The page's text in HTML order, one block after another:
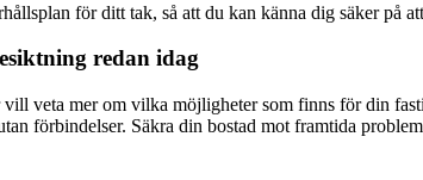
för ditt tak, så att du kan känna dig säker på
redan idag
veta mer om vilka möjligheter som finns för din
förbindelser. Säkra din bostad mot framtida